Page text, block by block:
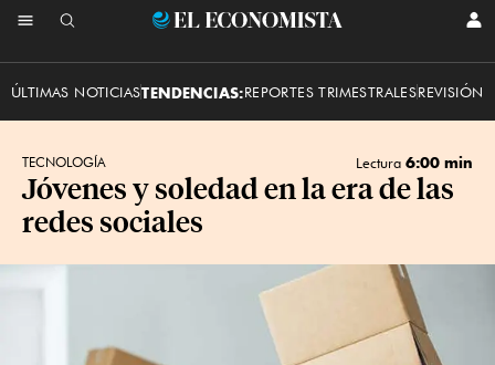
El
ÚLTIMAS NOTICIASTENDENCIAS:REPORTES TRIMESTRALESREVISIÓN
TECNOLOGÍA Lectura 6:00 min
Jóvenes y soledad en la era de las
redes sociales